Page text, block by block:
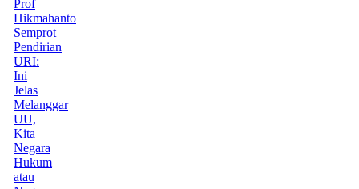
Prof
Hikmahanto
Semprot
Pendirian
URI:
Ini
Jelas
Melanggar
UU,
Kita
Negara
Hukum
atau